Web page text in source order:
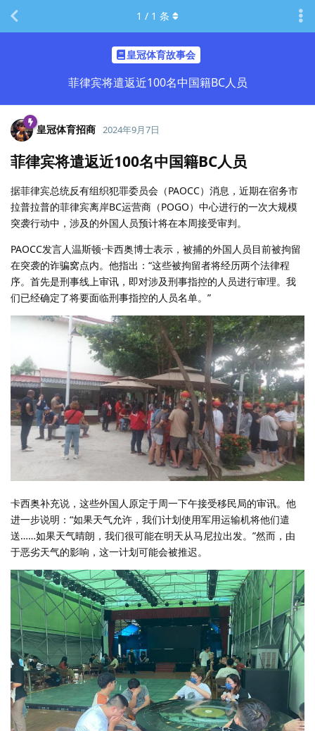
皇冠体育故事会
菲律宾将遣返近100名中国籍BC人员
1 / 1 条
皇冠体育招商 2024年9月7日
菲律宾将遣返近100名中国籍BC人员
据菲律宾总统反有组织犯罪委员会（PAOCC）消息，近期在宿务市
拉普拉普的菲律宾离岸BC运营商（POGO）中心进行的一次大规模
突袭行动中，涉及的外国人员预计将在本周接受审判。
PAOCC发言人温斯顿·卡西奥博士表示，被捕的外国人员目前被拘留
在突袭的诈骗窝点内。他指出：“这些被拘留者将经历两个法律程
序。首先是刑事线上审讯，即对涉及刑事指控的人员进行审理。我
们已经确定了将要面临刑事指控的人员名单。”
卡西奥补充说，这些外国人原定于周一下午接受移民局的审讯。他
进一步说明：“如果天气允许，我们计划使用军用运输机将他们遣
送……如果天气晴朗，我们很可能在明天从马尼拉出发。”然而，由
于恶劣天气的影响，这一计划可能会被推迟。